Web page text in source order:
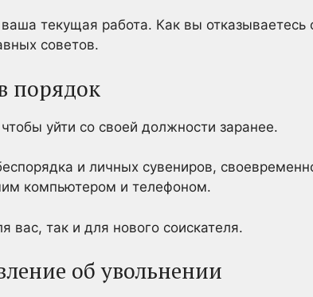
текущая работа. Как вы отказываетесь
советов.
порядок
уйти со своей должности заранее.
и личных сувениров,
компьютером и телефоном.
вас, так и для нового соискателя.
об увольнении